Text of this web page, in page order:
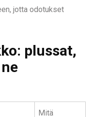
jotta odotukset
plussat,
Mitä